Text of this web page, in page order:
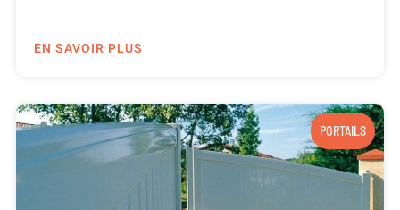
EN SAVOIR PLUS
PORTAILS